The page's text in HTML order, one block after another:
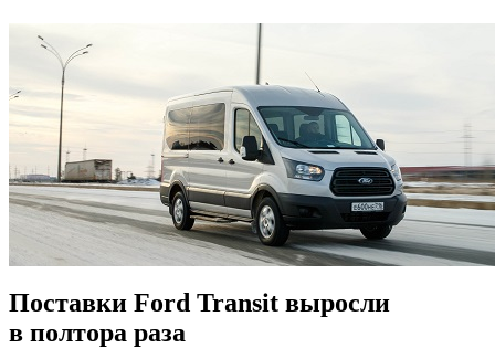
Поставки Ford Transit выросли
в полтора раза